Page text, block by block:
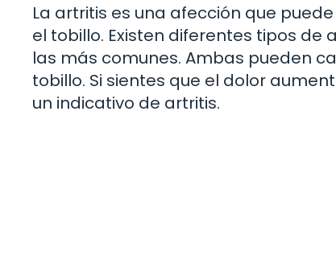
La artritis es una afección que
el tobillo. Existen diferentes tipos
las más comunes. Ambas pueden
tobillo. Si sientes que el dolor
un indicativo de artritis.